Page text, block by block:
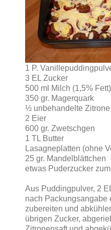
1 P.
3 EL Zucker
500 ml Milch (1,5% Fett)
350 gr. Magerquark
½ unbehandelte Zitrone
2 Eier
600 gr. Zwetschgen
1 TL Butter
Lasagneplatten (ohne
25 gr. Mandelblättchen
etwas Puderzucker
Aus Puddingpulver, 2
nach Packungsangabe
zubereiten und
übrigen Zucker,